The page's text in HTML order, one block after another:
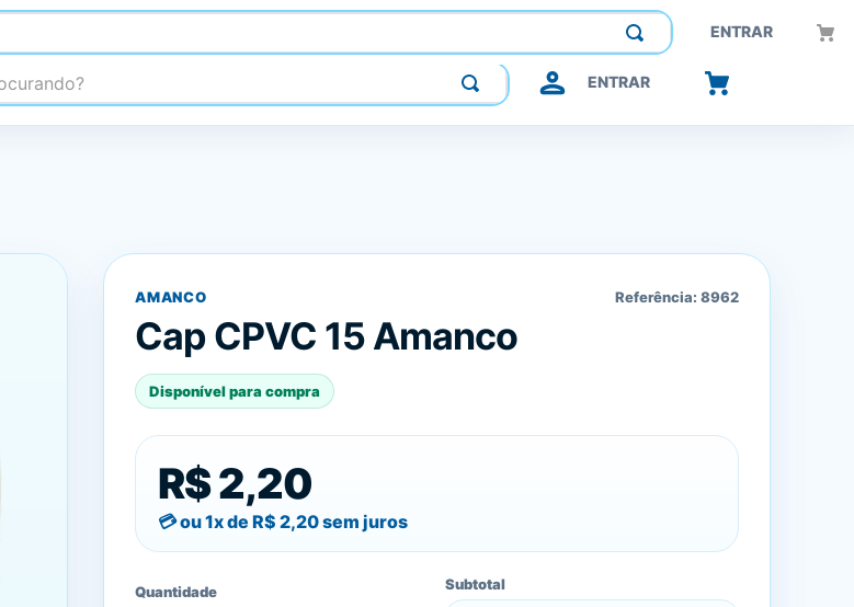
ENTRAR
Construindo confiança, inovando o futuro.
ENTRAR
AMANCO Referência: 8962
Cap CPVC 15 Amanco
Disponível para compra
R$ 2,20
ou 1x de R$ 2,20sem juros
Quantidade Subtotal